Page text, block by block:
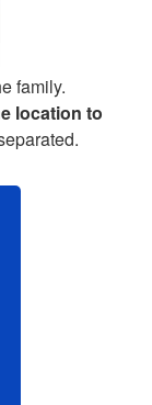
family.
location to